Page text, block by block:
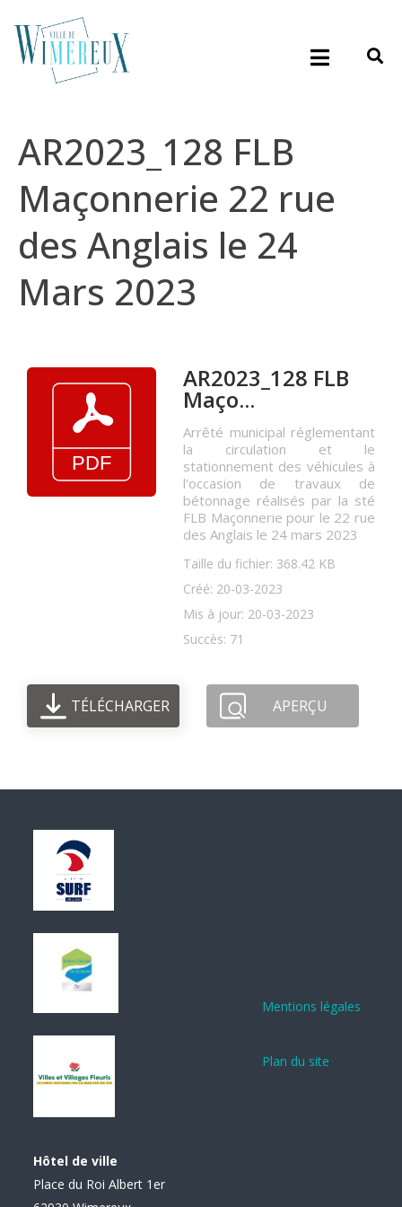
AR2023_128 FLB
Maçonnerie 22 rue
des Anglais le 24
Mars 2023
AR2023_128 FLB
Maço...
Arrêté municipal réglementant
la circulation et le
stationnement des véhicules à
l'occasion de travaux de
bétonnage réalisés par la sté
FLB Maçonnerie pour le 22 rue
des Anglais le 24 mars 2023
Taille du fichier: 368.42 KB
Créé: 20-03-2023
Mis à jour: 20-03-2023
Succès: 71
TÉLÉCHARGER APERÇU
Hôtel de ville
Place du Roi Albert 1er
Mentions légales
Plan du site